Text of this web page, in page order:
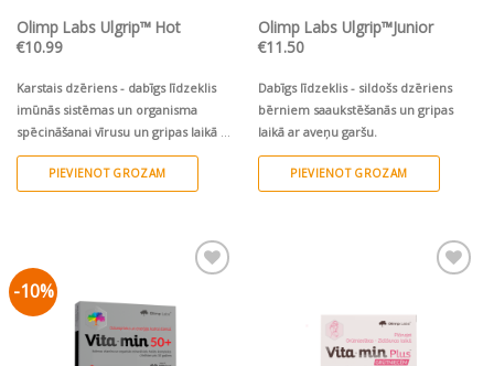
product
page
Olimp Labs Ulgrip™ Hot
€10.99
Karstais dzēriens - dabīgs līdzeklis
imūnās sistēmas un organisma
spēcināšanai vīrusu un gripas laikā ar
aveņu garšu.
PIEVIENOT GROZAM
Olimp Labs Ulgrip™Junior
€11.50
Dabīgs līdzeklis - sildošs dzēriens
bērniem saaukstēšanās un gripas
laikā ar aveņu garšu.
PIEVIENOT GROZAM
-10%
sarakstam